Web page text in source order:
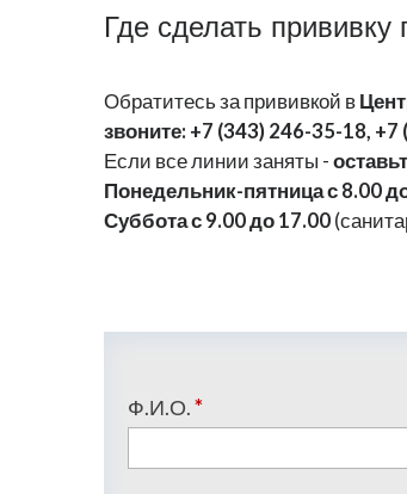
Где сделать прививку
Обратитесь за прививкой в
звоните: +7 (343) 246-35-18,
Если все линии заняты -
Понедельник-пятница с 8.00
Суббота с 9.00 до 17.00
Ф.И.О.*